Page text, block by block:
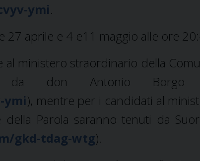
ymi.
27 aprile e 4 e11 maggio alle ore
al ministero straordinario della
da don Antonio Borgo
ymi), mentre per i candidati al
Parola saranno tenuti da
gkd-tdag-wtg).